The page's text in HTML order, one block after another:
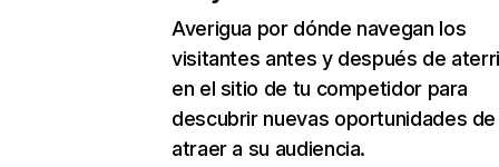
Averigua por dónde navegan los
visitantes antes y después de
en el sitio de tu competidor para
descubrir nuevas oportunidades de
atraer a su audiencia.